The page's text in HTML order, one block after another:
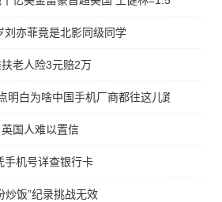
刘亦菲竟是北影同级同学
老人险3元赔2万
明白为啥中国手机厂商都往这儿跑了
国人难以置信
手机号详查银行卡
炒饭”纪录挑战无效